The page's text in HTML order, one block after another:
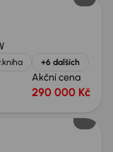
+6 dalších
Akční cena
290 000 Kč